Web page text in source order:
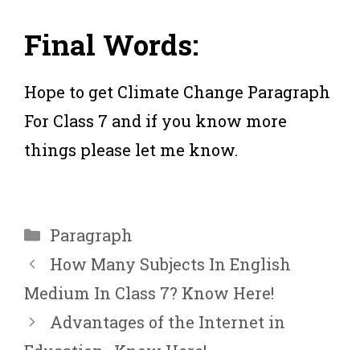
Final Words:
Hope to get Climate Change Paragraph
For Class 7 and if you know more
things please let me know.
Categories
Paragraph
How Many Subjects In English
Medium In Class 7? Know Here!
Advantages of the Internet in